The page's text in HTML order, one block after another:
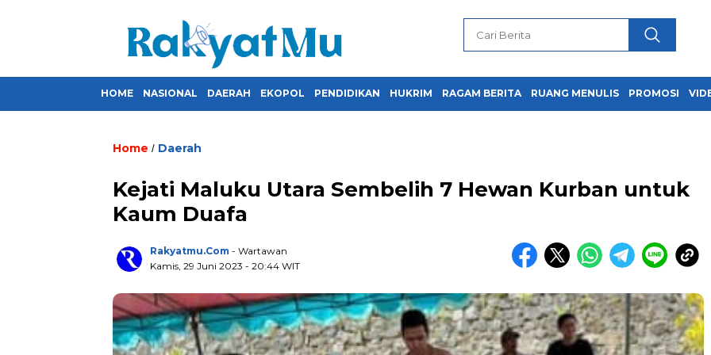
HOME NASIONAL DAERAH EKOPOL PENDIDIKAN HUKRIM RAGAM BERITA RUANG MENULIS PROMOSI
Home / Daerah
Kejati Maluku Utara Sembelih 7 Hewan Kurban untuk
Kaum Duafa
Rakyatmu.com - Wartawan
Kamis, 29 Juni 2023 - 20:44 WIT